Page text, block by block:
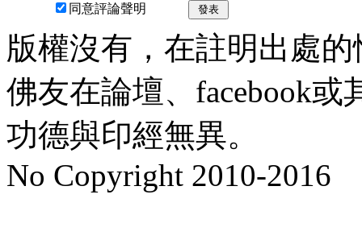
同意評論聲明 發表
版權沒有，在註明出處
佛友在論壇、facebook
功德與印經無異。
No Copyright 2010-2016